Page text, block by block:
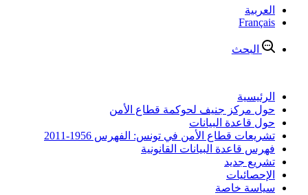
العربية
Français
البحث
الرئيسية
حول مركز جنيف لحوكمة قطاع الأمن
حول قاعدة البيانات
تشريعات قطاع الأمن في تونس: الفهرس 1956-2011
فهرس قاعدة البيانات القانونية
تشريع جديد
الإحصائيات
سياسة خاصة